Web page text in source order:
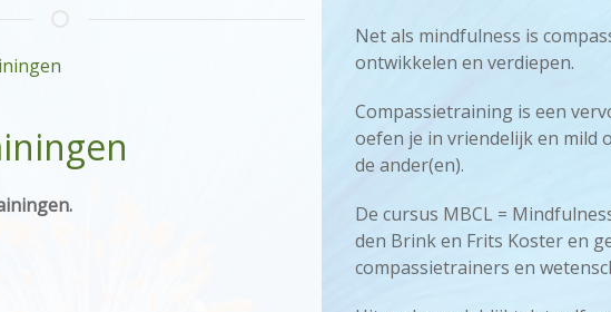
Net als mindfulness is
ontwikkelen en verdiepen.
Compassietraining is een
oefen je in vriendelijk en mild
de ander(en).
De cursus MBCL =
den Brink en Frits Koster en
compassietrainers en